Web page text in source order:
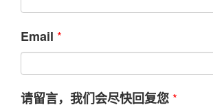
Email *
请留言，我们会尽快回复您 *